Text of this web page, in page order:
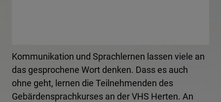
Kommunikation und Sprachlernen lassen viele an
das gesprochene Wort denken. Dass es auch
ohne geht, lernen die Teilnehmenden des
Gebärdensprachkurses an der VHS Herten. An